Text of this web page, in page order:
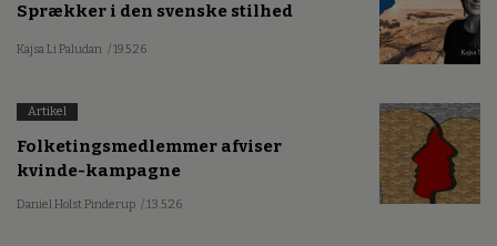
Sprækker i den svenske stilhed
Kajsa Li Paludan / 19.5.26
Artikel
Folketingsmedlemmer afviser
kvinde-kampagne
Daniel Holst Pinderup / 13.5.26